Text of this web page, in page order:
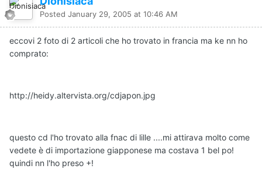
Posted January 29, 2005 at 10:46 AM
eccovi 2 foto di 2 articoli che ho trovato in francia ma ke nn ho
comprato:
http://heidy.altervista.org/cdjapon.jpg
questo cd l'ho trovato alla fnac di lille ....mi attirava molto come
vedete è di importazione giapponese ma costava 1 bel po!
quindi nn l'ho preso +!